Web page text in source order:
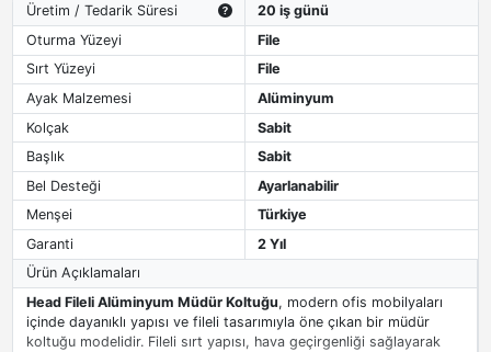
Üretim / Tedarik Süresi
20 iş günü
Oturma Yüzeyi
File
Sırt Yüzeyi
File
Ayak Malzemesi
Alüminyum
Kolçak
Sabit
Başlık
Sabit
Bel Desteği
Ayarlanabilir
Menşei
Türkiye
Garanti
2 Yıl
Ürün Açıklamaları
Head Fileli Alüminyum Müdür Koltuğu, modern ofis mobilyaları
içinde dayanıklı yapısı ve fileli tasarımıyla öne çıkan bir müdür
koltuğu modelidir. Fileli sırt yapısı, hava geçirgenliği sağlayarak